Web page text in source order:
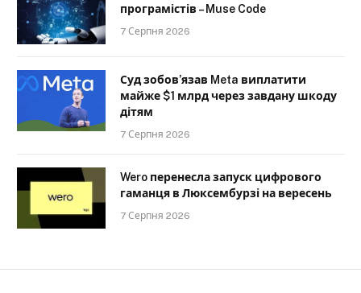
програмістів – Muse Code
7 Серпня 2026
Суд зобов’язав Meta виплатити
майже $1 млрд через завдану шкоду
дітям
7 Серпня 2026
Wero перенесла запуск цифрового
гаманця в Люксембурзі на вересень
7 Серпня 2026